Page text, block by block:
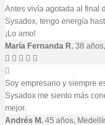
Antes vivía agotada al final
Sysadox, tengo energía
¡Lo amo!
María Fernanda R. 38
Soy empresario y siempre
Sysadox me siento más
mejor.
Andrés M. 45 años,